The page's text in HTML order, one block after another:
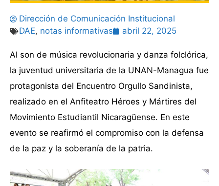
Dirección de Comunicación Institucional
DAE, notas informativas abril 22, 2025
Al son de música revolucionaria y danza folclórica,
la juventud universitaria de la UNAN-Managua fue
protagonista del Encuentro Orgullo Sandinista,
realizado en el Anfiteatro Héroes y Mártires del
Movimiento Estudiantil Nicaragüense. En este
evento se reafirmó el compromiso con la defensa
de la paz y la soberanía de la patria.